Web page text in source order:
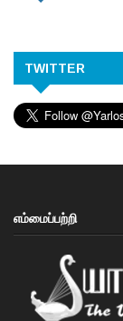
TWITTER
எம்மைப்பற்றி